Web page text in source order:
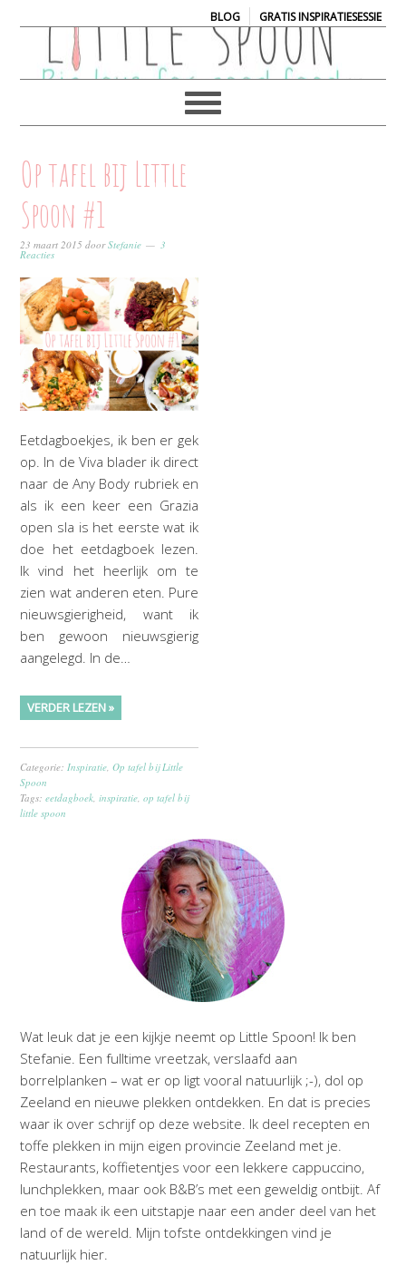
BLOG| GRATIS INSPIRATIESESSIE
Op tafel bij Little
Spoon #1
23 maart 2015 doorStefanie 3
Reacties
Eetdagboekjes, ik ben er gek
op. In de Viva blader ik direct
naar de Any Body rubriek en
als ik een keer een Grazia
open sla is het eerste wat ik
doe het eetdagboek lezen.
Ik vind het heerlijk om te
zien wat anderen eten. Pure
nieuwsgierigheid, want ik
ben gewoon nieuwsgierig
aangelegd. In de…
VERDER LEZEN »
Categorie:Inspiratie,Op tafel bij Little
Spoon
Tags:eetdagboek,inspiratie,op tafel bij
little spoon
Wat leuk dat je een kijkje neemt op Little Spoon! Ik ben
Stefanie. Een fulltime vreetzak, verslaafd aan
borrelplanken – wat er op ligt vooral natuurlijk ;-), dol op
Zeeland en nieuwe plekken ontdekken. En dat is precies
waar ik over schrijf op deze website. Ik deel recepten en
toffe plekken in mijn eigen provincie Zeeland met je.
Restaurants, koffietentjes voor een lekkere cappuccino,
lunchplekken, maar ook B&B’s met een geweldig ontbijt. Af
en toe maak ik een uitstapje naar een ander deel van het
land of de wereld. Mijn tofste ontdekkingen vind je
natuurlijk hier.